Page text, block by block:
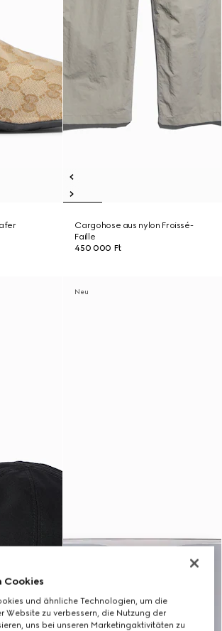
Cargohose aus nylon Froissé-
Faille
450 000 Ft
Neu
Cookies
und ähnliche Technologien, um die
Website zu verbessern, die Nutzung der
uns bei unseren Marketingaktivitäten zu